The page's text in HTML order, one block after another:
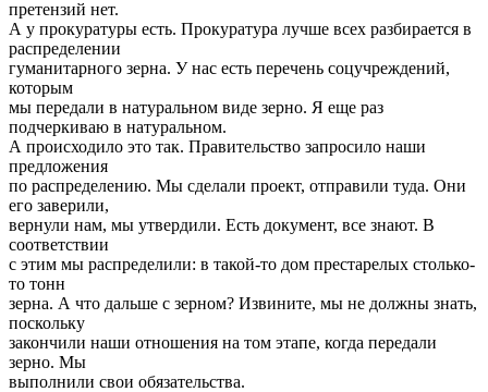
претензий нет.
А у прокуратуры есть. Прокуратура лучше всех разбирается в
распределении
гуманитарного зерна. У нас есть перечень соцучреждений,
которым
мы передали в натуральном виде зерно. Я еще раз
подчеркиваю в натуральном.
А происходило это так. Правительство запросило наши
предложения
по распределению. Мы сделали проект, отправили туда. Они
его заверили,
вернули нам, мы утвердили. Есть документ, все знают. В
соответствии
с этим мы распределили: в такой-то дом престарелых столько-
то тонн
зерна. А что дальше с зерном? Извините, мы не должны знать,
поскольку
закончили наши отношения на том этапе, когда передали
зерно. Мы
выполнили свои обязательства.